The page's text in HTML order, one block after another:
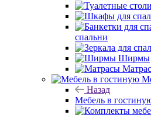
спальни
Ширмы
Назад
Мебель в